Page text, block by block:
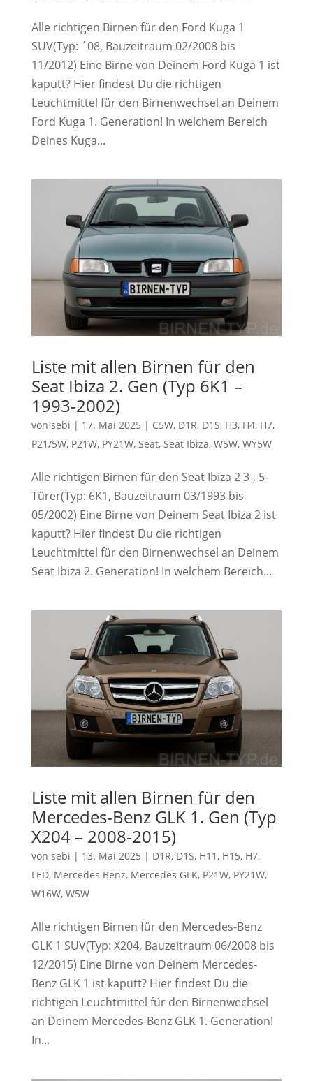
Alle richtigen Birnen für den Ford Kuga 1
SUV(Typ: ´08, Bauzeitraum 02/2008 bis
11/2012) Eine Birne von Deinem Ford Kuga 1 ist
kaputt? Hier findest Du die richtigen
Leuchtmittel für den Birnenwechsel an Deinem
Ford Kuga 1. Generation! In welchem Bereich
Deines Kuga...
Liste mit allen Birnen für den
Seat Ibiza 2. Gen (Typ 6K1 –
1993-2002)
von sebi | 17. Mai 2025 | C5W, D1R, D1S, H3, H4, H7,
P21/5W, P21W, PY21W, Seat, Seat Ibiza, W5W, WY5W
Alle richtigen Birnen für den Seat Ibiza 2 3-, 5-
Türer(Typ: 6K1, Bauzeitraum 03/1993 bis
05/2002) Eine Birne von Deinem Seat Ibiza 2 ist
kaputt? Hier findest Du die richtigen
Leuchtmittel für den Birnenwechsel an Deinem
Seat Ibiza 2. Generation! In welchem Bereich...
Liste mit allen Birnen für den
Mercedes-Benz GLK 1. Gen (Typ
X204 – 2008-2015)
von sebi | 13. Mai 2025 | D1R, D1S, H11, H15, H7,
LED, Mercedes Benz, Mercedes GLK, P21W, PY21W,
W16W, W5W
Alle richtigen Birnen für den Mercedes-Benz
GLK 1 SUV(Typ: X204, Bauzeitraum 06/2008 bis
12/2015) Eine Birne von Deinem Mercedes-
Benz GLK 1 ist kaputt? Hier findest Du die
richtigen Leuchtmittel für den Birnenwechsel
an Deinem Mercedes-Benz GLK 1. Generation!
In...